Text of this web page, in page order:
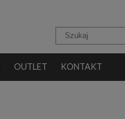
OUTLET KONTAKT